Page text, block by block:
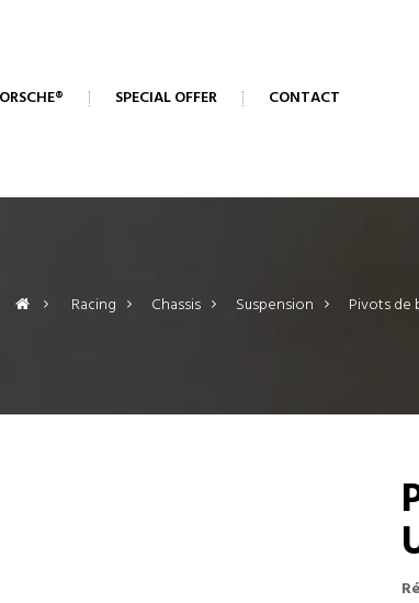
SPECIAL OFFER CONTACT
> Racing > Chassis > Suspension > Pivots de